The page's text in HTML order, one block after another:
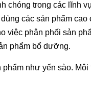
chóng trong các lĩnh
các sản phẩm
việc phân phối sản
phẩm bổ dưỡng.
như yến sào.